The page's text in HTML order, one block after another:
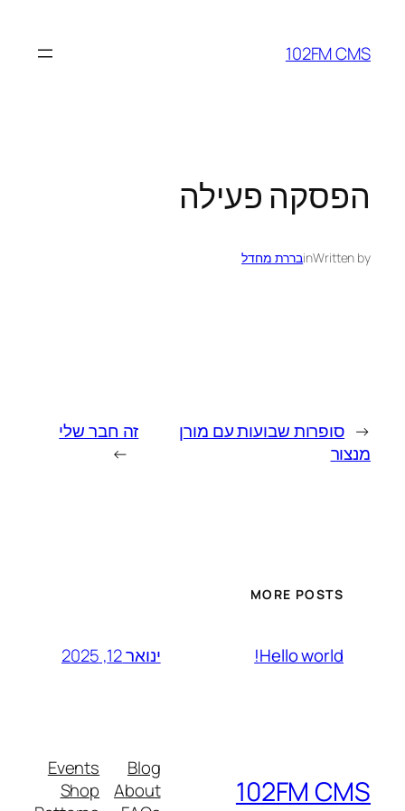
102FM CMS
הפסקה פעילה
Written by
inבררת מחדל
← סופרות שבועות עם מורן
מנצור
זה חבר שלי
→
MORE POSTS
Hello world! ינואר 12, 2025
102FM CMS
Blog
About
Events
Shop